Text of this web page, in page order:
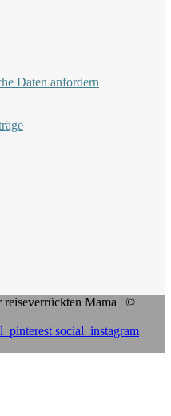
Daten anfordern
reiseverrückten Mama | ©
social_instagram